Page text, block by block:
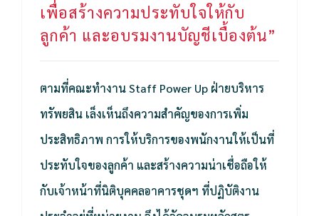
เพื่อสร้างความประทับใจให้กับ
ลูกค้า และอบรมงานบัญชีเบื้องต้น”
ตามที่คณะทำงาน Staff Power Up ฝ่ายบริหาร
ทรัพยสิน เล็งเห็นถึงความสำคัญของการเพิ่ม
ประสิทธิภาพ การให้บริการของพนักงานให้เป็นที่
ประทับใจของลูกค้า และสร้างความน่าเชื่อถือให้
กับเจ้าหน้าที่นิติบุคคลอาคารชุดฯ ที่ปฏิบัติงาน